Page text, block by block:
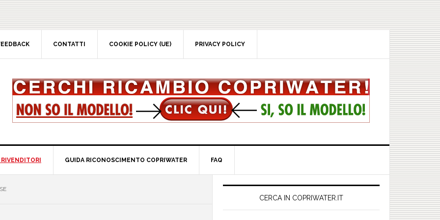
CONTATTI COOKIE POLICY (UE) PRIVACY POLICY
GUIDA RICONOSCIMENTO COPRIWATER FAQ
Primary
SidebarCERCA IN COPRIWATER.IT